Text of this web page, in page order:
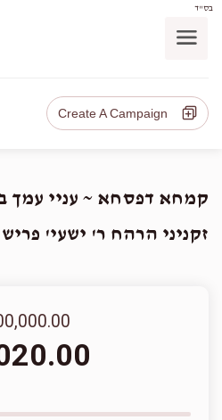
בס"ד
Create A Campaign
קמחא דפסחא ~ עניי עמך
זקניני הרהח ר' ישעי'